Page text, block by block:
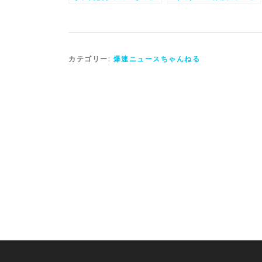
カテゴリー: 爆速ニュースちゃんねる